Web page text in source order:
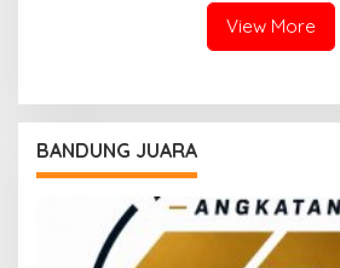
View More
BANDUNG JUARA